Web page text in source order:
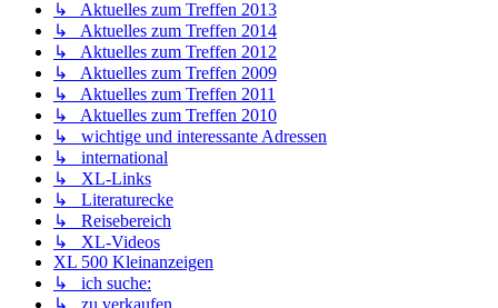
↳ Aktuelles zum Treffen 2013
↳ Aktuelles zum Treffen 2014
↳ Aktuelles zum Treffen 2012
↳ Aktuelles zum Treffen 2009
↳ Aktuelles zum Treffen 2011
↳ Aktuelles zum Treffen 2010
↳ wichtige und interessante Adressen
↳ international
↳ XL-Links
↳ Literaturecke
↳ Reisebereich
↳ XL-Videos
XL 500 Kleinanzeigen
↳ ich suche:
↳ zu verkaufen